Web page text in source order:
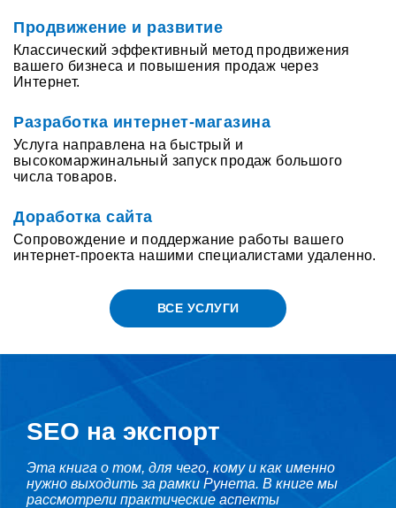
Продвижение и развитие
Классический эффективный метод продвижения
вашего бизнеса и повышения продаж через
Интернет.
Разработка интернет-магазина
Услуга направлена на быстрый и
высокомаржинальный запуск продаж большого
числа товаров.
Доработка сайта
Сопровождение и поддержание работы вашего
интернет-проекта нашими специалистами удаленно.
ВСЕ УСЛУГИ
SEO на экспорт
Эта книга о том, для чего, кому и как именно
нужно выходить за рамки Рунета. В книге мы
рассмотрели практические аспекты